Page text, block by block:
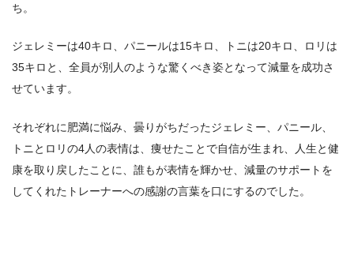
ち。
ジェレミーは40キロ、パニールは15キロ、トニは20キロ、ロリは
35キロと、全員が別人のような驚くべき姿となって減量を成功さ
せています。
それぞれに肥満に悩み、曇りがちだったジェレミー、パニール、
トニとロリの4人の表情は、痩せたことで自信が生まれ、人生と健
康を取り戻したことに、誰もが表情を輝かせ、減量のサポートを
してくれたトレーナーへの感謝の言葉を口にするのでした。